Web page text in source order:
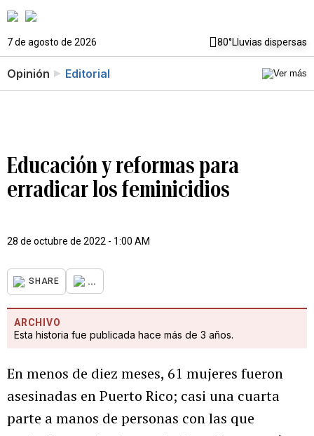
7 de agosto de 2026 80°Lluvias dispersas
Opinión Editorial
Educación y reformas para
erradicar los feminicidios
28 de octubre de 2022 - 1:00 AM
SHARE ...
ARCHIVO
Esta historia fue publicada hace más de 3 años.
En menos de diez meses, 61 mujeres fueron
asesinadas en Puerto Rico; casi una cuarta
parte a manos de personas con las que